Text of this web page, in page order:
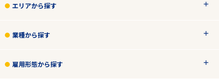
エリアから探す
業種から探す
雇用形態から探す